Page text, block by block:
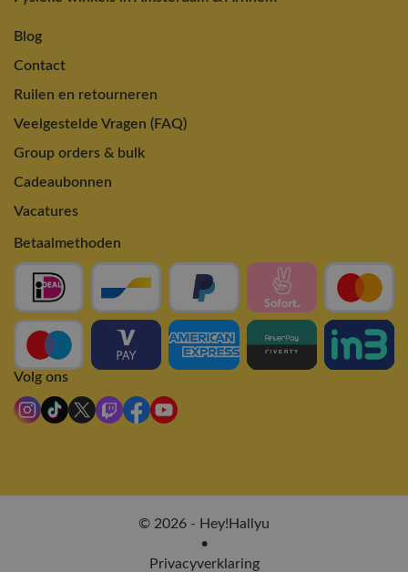
Blog
Contact
Ruilen en retourneren
Veelgestelde Vragen (FAQ)
Group orders & bulk
Cadeaubonnen
Vacatures
Betaalmethoden
Volg ons
© 2026 - Hey!Hallyu
•
Privacyverklaring